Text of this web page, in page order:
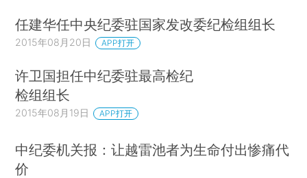
任建华任中央纪委驻国家发改委纪检组组长
2015年08月20日 APP打开
许卫国担任中纪委驻最高检纪
检组组长
2015年08月19日 APP打开
中纪委机关报：让越雷池者为生命付出惨痛代
价